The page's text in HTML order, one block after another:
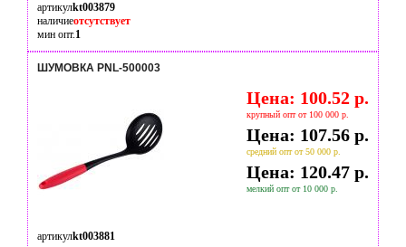
артикулkt003879
наличиеотсутствует
мин опт.1
ШУМОВКА PNL-500003
Цена: 100.52 р.
крупный опт от 100 000 р.
Цена: 107.56 р.
средний опт от 50 000 р.
Цена: 120.47 р.
мелкий опт от 10 000 р.
артикулkt003881